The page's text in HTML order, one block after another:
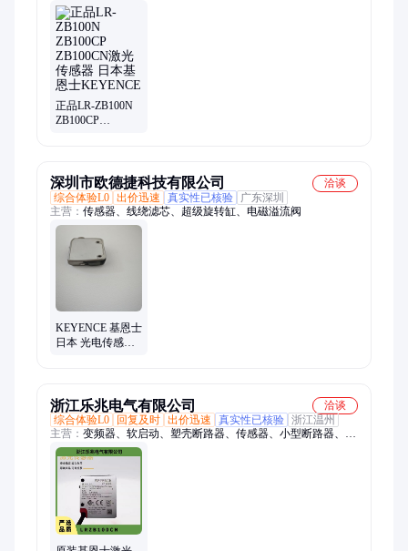
感器、限位开关、位置感应器、磁性开关、PLC、触摸屏、热电
偶、热电阻
正品LR-ZB100N
ZB100CP
深圳市欧德捷科技有限公司
洽谈
综合体验L0 出价迅速 真实性已核验
广东深圳
主营： 传感器、线绕滤芯、超级旋转缸、电磁溢流阀
KEYENCE 基恩士
日本 光电传感器
浙江乐兆电气有限公司
洽谈
综合体验L0
回复及时 出价迅速 真实性已核验 浙江温州
主营： 变频器、软启动、塑壳断路器、传感器、小型断路器、接
近开关、框架断路器、真空断路器、PLC、行程开关、中间继电
器、马达保护器、阀门定位器、软启动器、交流接触器、电磁
阀、气缸、编码器、微动开关、触摸屏、双电源、热继电器、相
序继电器